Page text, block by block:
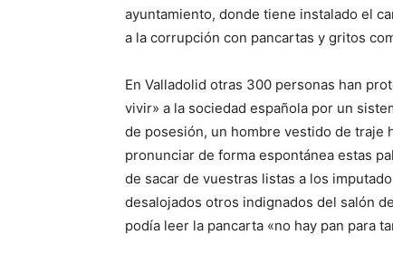
ayuntamiento, donde tiene instalado el
a la corrupción con pancartas y gritos
En Valladolid otras 300 personas han
vivir» a la sociedad española por un
de posesión, un hombre vestido de traje
pronunciar de forma espontánea estas
de sacar de vuestras listas a los
desalojados otros indignados del salón
podía leer la pancarta «no hay pan para